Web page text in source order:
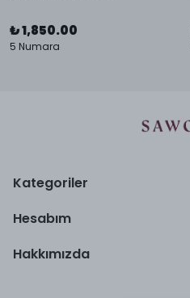
₺ 1,850.00
5 Numara
Kategoriler
Hesabım
Hakkımızda